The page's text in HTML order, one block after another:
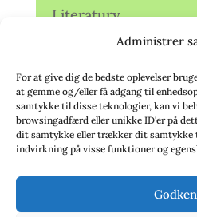
Administrer
For at give dig de bedste oplevelser
at gemme og/eller få adgang til
samtykke til disse teknologier, kan vi
browsingadfærd eller unikke ID'er på
dit samtykke eller trækker dit samtykke
indvirkning på visse funktioner og
Literatury
Storbritannien:
Association (TA)
Sverige:
Sverige:
deutschsprachiger